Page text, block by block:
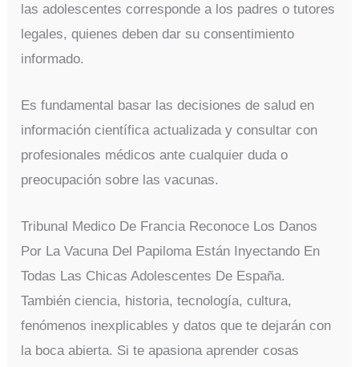
las adolescentes corresponde a los padres o tutores
legales, quienes deben dar su consentimiento
informado.
Es fundamental basar las decisiones de salud en
información científica actualizada y consultar con
profesionales médicos ante cualquier duda o
preocupación sobre las vacunas.
Tribunal Medico De Francia Reconoce Los Danos
Por La Vacuna Del Papiloma Están Inyectando En
Todas Las Chicas Adolescentes De España.
También ciencia, historia, tecnología, cultura,
fenómenos inexplicables y datos que te dejarán con
la boca abierta. Si te apasiona aprender cosas